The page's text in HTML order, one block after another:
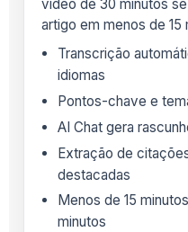
vídeo de 30 minutos
artigo em menos de 15
Transcrição
idiomas
Pontos-chave e
AI Chat gera
Extração de
destacadas
Menos de 15
minutos